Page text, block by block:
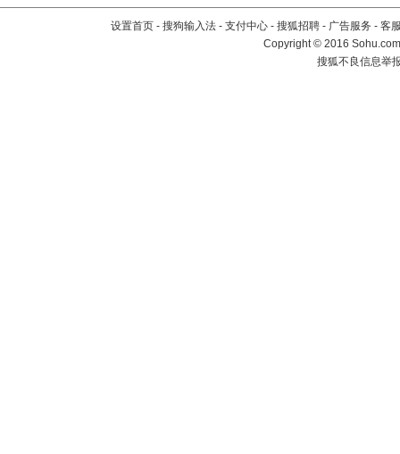
设置首页 - 搜狗输入法 - 支付中心 - 搜狐招聘 - 广告服务 - 客
Copyright©2016
搜狐不良信息举